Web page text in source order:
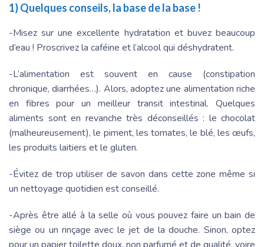
1) Quelques conseils, la base de la base !
-Misez sur une excellente hydratation et buvez beaucoup
d’eau ! Proscrivez la caféine et l’alcool qui déshydratent.
-L’alimentation est souvent en cause (constipation
chronique, diarrhées…). Alors, adoptez une alimentation riche
en fibres pour un meilleur transit intestinal. Quelques
aliments sont en revanche très déconseillés : le chocolat
(malheureusement), le piment, les tomates, le blé, les œufs,
les produits laitiers et le gluten.
-Évitez de trop utiliser de savon dans cette zone même si
un nettoyage quotidien est conseillé.
-Après être allé à la selle où vous pouvez faire un bain de
siège ou un rinçage avec le jet de la douche. Sinon, optez